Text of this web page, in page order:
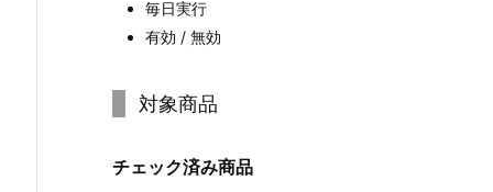
毎日実行
有効 / 無効
対象商品
チェック済み商品